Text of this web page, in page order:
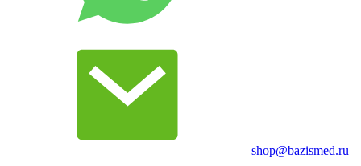
shop@bazismed.ru